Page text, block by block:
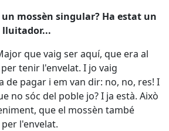
un mossèn singular? Ha estat un
lluitador...
que vaig ser aquí, que era al
tenir l'envelat. I jo vaig
de pagar i em van dir: no, no, res! I
no sóc del poble jo? I ja està. Això
que el mossèn també
l'envelat.